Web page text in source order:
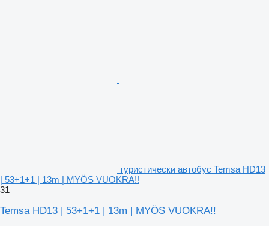
туристически автобус Temsa HD13
| 53+1+1 | 13m | MYÖS VUOKRA!!
31
Temsa HD13 | 53+1+1 | 13m | MYÖS VUOKRA!!